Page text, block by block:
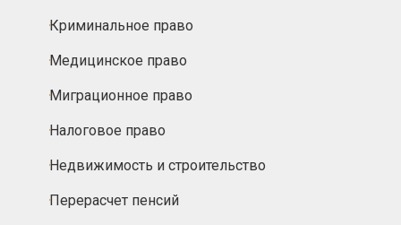
Криминальное право
Медицинское право
Миграционное право
Налоговое право
Недвижимость и строительство
Перерасчет пенсий